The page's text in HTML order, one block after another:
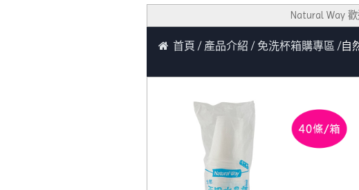
Natural Way 歡迎您
首頁 產品介紹 免洗杯箱購專區 自